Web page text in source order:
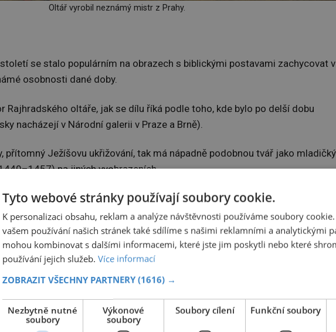
Oltář vyrobil neznámý mistr z Prahy.
se stalo populárním na obrazech s biblickými postavami zachycovat v
osobnosti dané doby.
Rajhradského oltáře, jak se dílu říká podle toho, kde bylo po delší dobu
nacházejí v Národní galerii v Praze a Brně).
přítomný Ježíšovu ukřižování, tak má nápadně podobnou tvář jako mladičký
na jiných vyobrazeních.
je pravděpodobněJiří z Poděbrad(1420–1471), bez něhož se panovník
Helenu při hledání Svatého kříže na jednom z bočních obrazů, zase nápadně
a dalšího českého krále Albrechta Habsburského
Tyto webové stránky používají soubory cookie.
K personalizaci obsahu, reklam a analýze návštěvnosti používáme soubory
vašem používání našich stránek také sdílíme s našimi reklamními a analytickými
mohou kombinovat s dalšími informacemi, které jste jim poskytli nebo které
používání jejich služeb. Více informací
ZOBRAZIT VŠECHNY PARTNERY (1616) →
Nezbytně nutné
soubory
Výkonové
soubory
Soubory cílení Funkční soubory